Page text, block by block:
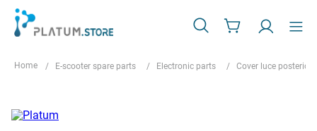
E-scooter spare parts Electronic parts Cover luce posteriore